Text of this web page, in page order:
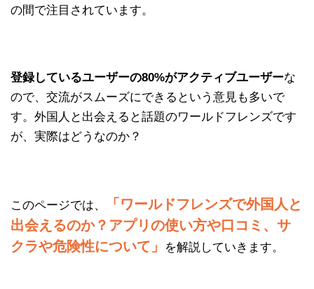
の間で注目されています。
登録しているユーザーの80%がアクティブユーザーな
ので、交流がスムーズにできるという意見も多いで
す。外国人と出会えると話題のワールドフレンズです
が、実際はどうなのか？
このページでは、
「ワールドフレンズで外国人と
出会えるのか？アプリの使い方や口コミ、サ
クラや危険性について」
を解説していきます。